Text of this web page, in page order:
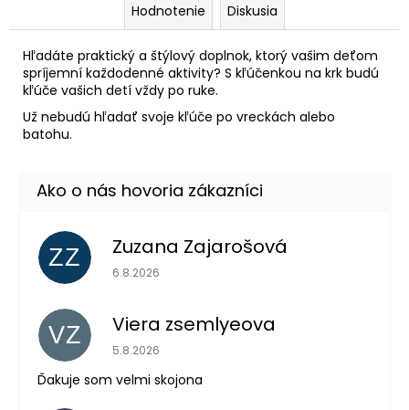
Hodnotenie
Diskusia
Hľadáte praktický a štýlový doplnok, ktorý vašim deťom
spríjemní každodenné aktivity? S kľúčenkou na krk budú
kľúče vašich detí vždy po ruke.
Už nebudú hľadať svoje kľúče po vreckách alebo
batohu.
ZZ Zuzana Zajarošová
Hodnotenie obchodu je 5 z 5 hviezdičiek.
6.8.2026
VZ Viera zsemlyeova
Hodnotenie obchodu je 5 z 5 hviezdičiek.
5.8.2026
Ďakuje som velmi skojona
4,60